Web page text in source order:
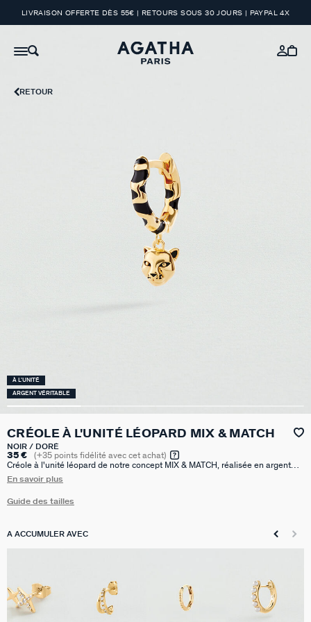
LIVRAISON OFFERTE DÈS 55€ | RETOURS SOUS 30 JOURS | PAYPAL 4X
RETOUR
À L'UNITÉ
ARGENT VÉRITABLE
CRÉOLE À L'UNITÉ LÉOPARD MIX & MATCH
NOIR / DORÉ
35 € (+35 points fidélité avec cet achat)
Créole à l'unité léopard de notre concept MIX & MATCH, réalisée en argent
925 doré à l'or 750/1000e - 18 carats émaillé. Vendue seule, pour mieux les
En savoir plus
Guide des tailles
A ACCUMULER AVEC